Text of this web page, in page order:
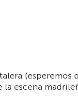
(esperemos
escena